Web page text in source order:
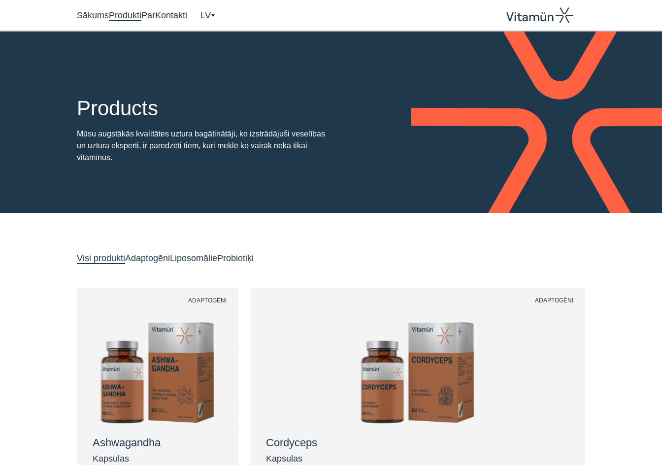
SākumsProduktiParKontakti LV
Products
Mūsu augstākās kvalitātes uztura bagātinātāji, ko izstrādājuši veselības
un uztura eksperti, ir paredzēti tiem, kuri meklē ko vairāk nekā tikai
vitamīnus.
Visi produktiAdaptogēniLiposomālieProbiotiķi
ADAPTOGĒNI
Ashwagandha
Kapsulas
ADAPTOGĒNI
Cordyceps
Kapsulas